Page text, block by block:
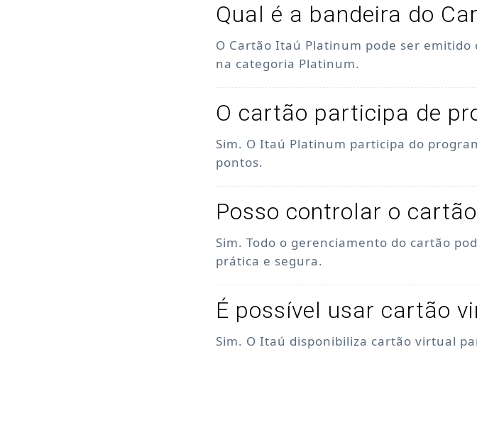
Qual é a bandeira do
O Cartão Itaú Platinum pode ser
na categoria Platinum.
O cartão participa de
Sim. O Itaú Platinum participa do
pontos.
Posso controlar o
Sim. Todo o gerenciamento do cartão
prática e segura.
É possível usar cartão
Sim. O Itaú disponibiliza cartão virtual